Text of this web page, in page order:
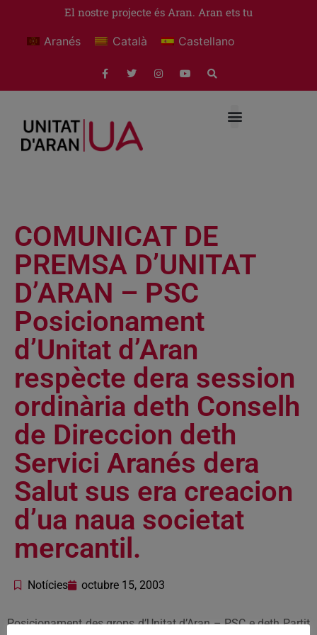
El nostre projecte és Aran. Aran ets tu
Aranés Català Castellano
COMUNICAT DE
PREMSA D’UNITAT
D’ARAN – PSC
Posicionament
d’Unitat d’Aran
respècte dera session
ordinària deth Conselh
de Direccion deth
Servici Aranés dera
Salut sus era creacion
d’ua naua societat
mercantil.
Notícies octubre 15, 2003
Posicionament des grops d’Unitat d’Aran – PSC e deth Partit